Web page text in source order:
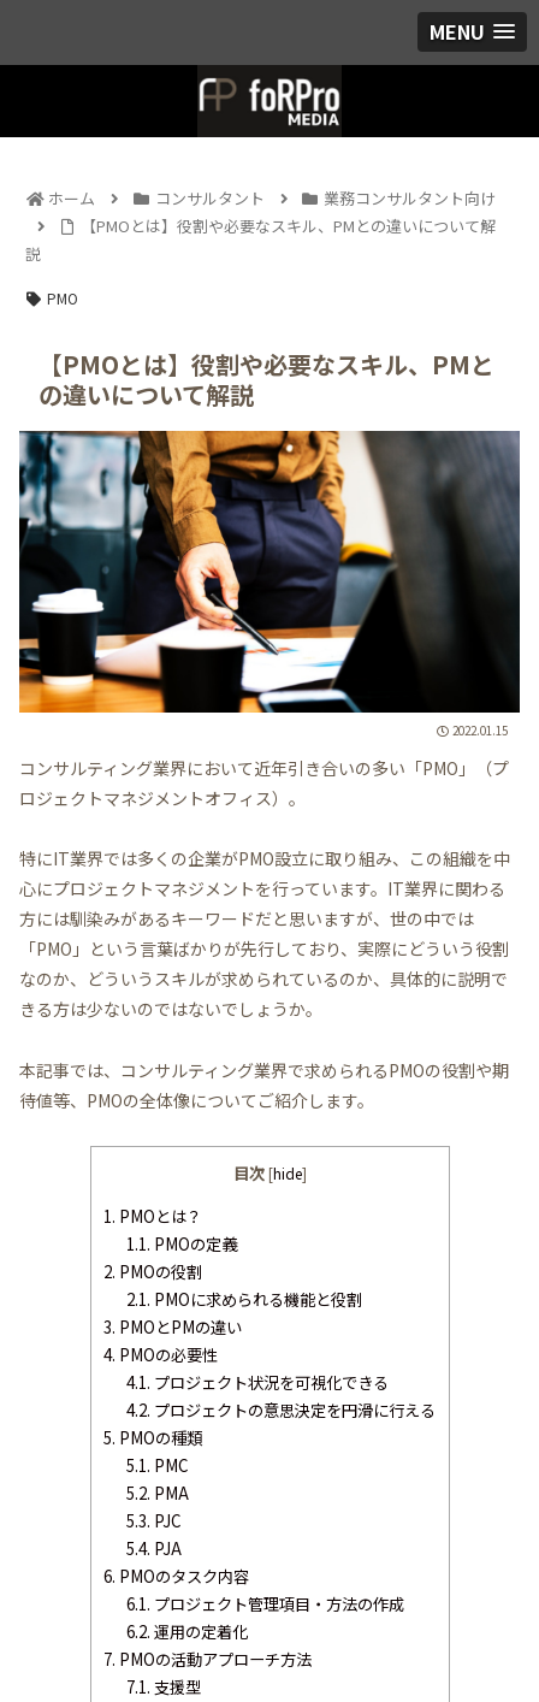
MENU
ホーム コンサルタント
業務コンサルタント向け
【PMOとは】役割や必要なスキル、PMとの違いについて解
説
PMO
【PMOとは】役割や必要なスキル、PMと
の違いについて解説
2022.01.15
コンサルティング業界において近年引き合いの多い「PMO」（プ
ロジェクトマネジメントオフィス）。
特にIT業界では多くの企業がPMO設立に取り組み、この組織を中
心にプロジェクトマネジメントを行っています。IT業界に関わる
方には馴染みがあるキーワードだと思いますが、世の中では
「PMO」という言葉ばかりが先行しており、実際にどういう役割
なのか、どういうスキルが求められているのか、具体的に説明で
きる方は少ないのではないでしょうか。
本記事では、コンサルティング業界で求められるPMOの役割や期
待値等、PMOの全体像についてご紹介します。
目次 [hide]
1. PMOとは？
1.1. PMOの定義
2. PMOの役割
2.1. PMOに求められる機能と役割
3. PMOとPMの違い
4. PMOの必要性
4.1. プロジェクト状況を可視化できる
4.2. プロジェクトの意思決定を円滑に行える
5. PMOの種類
5.1. PMC
5.2. PMA
5.3. PJC
5.4. PJA
6. PMOのタスク内容
6.1. プロジェクト管理項目・方法の作成
6.2. 運用の定着化
7. PMOの活動アプローチ方法
7.1. 支援型